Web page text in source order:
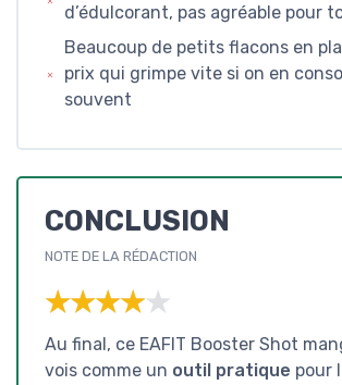
d’édulcorant, pas agréable pour
Beaucoup de petits flacons en
prix qui grimpe vite si on en
souvent
CONCLUSION
NOTE DE LA RÉDACTION
★★★★★
★★★★★
Au final, ce EAFIT Booster Shot
vois comme un outil pratique pour